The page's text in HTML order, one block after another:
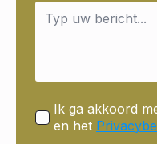
Message
Ik ga akkoord
en het